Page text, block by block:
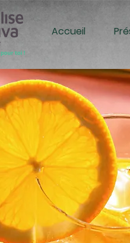
Accueil